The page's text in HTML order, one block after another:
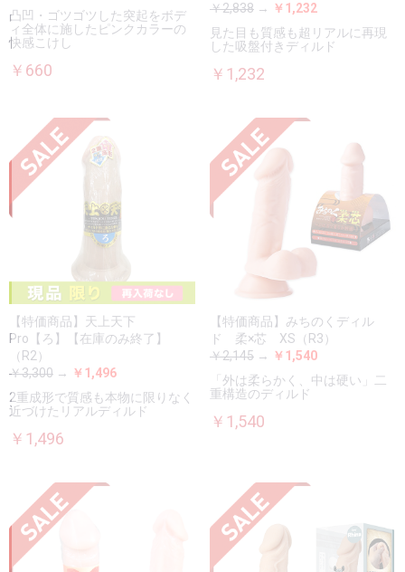
凸凹・ゴツゴツした突起をボデ
ィ全体に施したピンクカラーの
快感こけし
￥660
￥2,838 → ￥1,232
見た目も質感も超リアルに再現
した吸盤付きディルド
￥1,232
【特価商品】天上天下
Pro【ろ】【在庫のみ終了】
（R2）
￥3,300 → ￥1,496
2重成形で質感も本物に限りなく
近づけたリアルディルド
￥1,496
【特価商品】みちのくディル
ド 柔×芯 XS（R3）
￥2,145 → ￥1,540
「外は柔らかく、中は硬い」二
重構造のディルド
￥1,540